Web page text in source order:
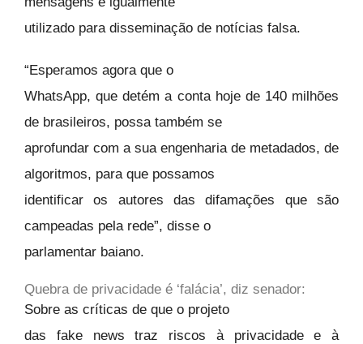
utilizado para disseminação de notícias falsa.
“Esperamos agora que o
WhatsApp, que detém a conta hoje de 140 milhões
de brasileiros, possa também se
aprofundar com a sua engenharia de metadados, de
algoritmos, para que possamos
identificar os autores das difamações que são
campeadas pela rede”, disse o
parlamentar baiano.
Quebra de privacidade é ‘falácia’, diz senador:
Sobre as críticas de que o projeto
das fake news traz riscos à privacidade e à